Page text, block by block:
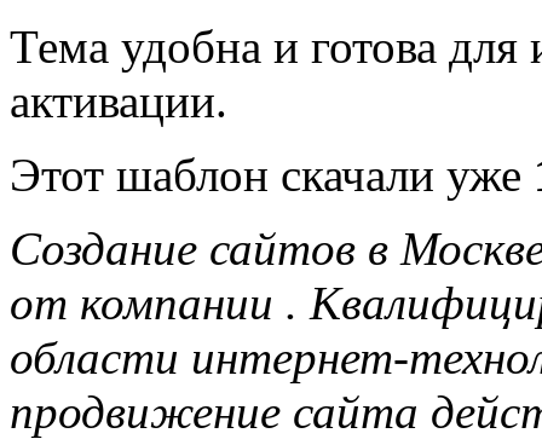
Тема удобна и готова для
активации.
Этот шаблон скачали уже
Создание сайтов в
от компании .
области интернет-
продвижение сайта